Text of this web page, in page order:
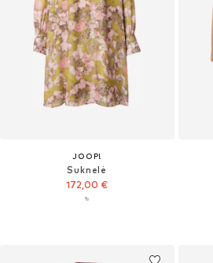
JOOP!
Suknelė
172,00 €